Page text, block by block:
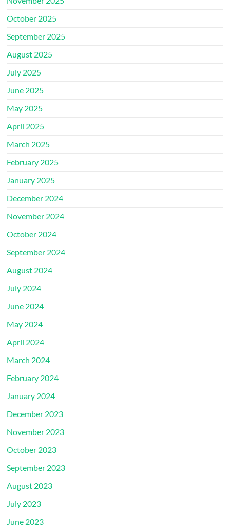
October 2025
September 2025
August 2025
July 2025
June 2025
May 2025
April 2025
March 2025
February 2025
January 2025
December 2024
November 2024
October 2024
September 2024
August 2024
July 2024
June 2024
May 2024
April 2024
March 2024
February 2024
January 2024
December 2023
November 2023
October 2023
September 2023
August 2023
July 2023
June 2023